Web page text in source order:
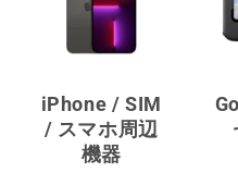
iPhone / SIM
/ スマホ周辺
機器